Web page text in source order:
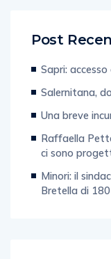
Post
Sapri:
Salernitana,
Una breve
Raffaella
ci sono
Minori: il
Bretella di